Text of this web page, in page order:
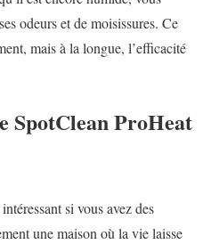
odeurs et de moisissures. Ce
mais à la longue, l’efficacité
SpotClean ProHeat
si vous avez des
une maison où la vie laisse